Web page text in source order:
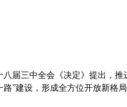
八届三中全会《决定》提出，推
路”建设，形成全方位开放新格